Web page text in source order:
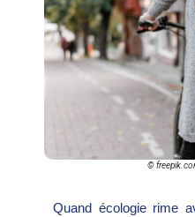
©
Quand écologie rime